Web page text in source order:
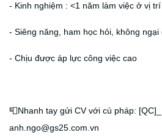
- Kinh nghiệm : <1 năm làm việc ở vị
- Siêng năng, ham học hỏi, không ngại
- Chịu được áp lực công việc cao
📮Nhanh tay gửi CV với cú pháp:
anh.ngo@gs25.com.vn